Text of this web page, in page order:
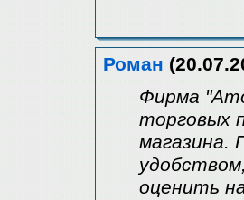
Роман
Фирма
торговых
магазина.
оценить